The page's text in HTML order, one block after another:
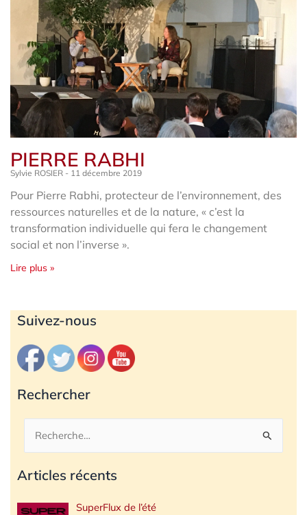
PIERRE RABHI
Sylvie ROSIER 11 décembre 2019
Pour Pierre Rabhi, protecteur de l’environnement, des
ressources naturelles et de la nature, « c’est la
transformation individuelle qui fera le changement
social et non l’inverse ».
Lire plus »
Suivez-nous
Rechercher
Rechercher :
Articles récents
SuperFlux de l’été
Archives